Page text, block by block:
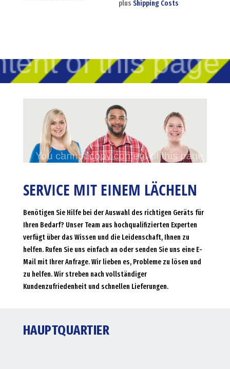
plusShipping Costs
SERVICE MIT EINEM LÄCHELN
Benötigen Sie Hilfe bei der Auswahl des richtigen Geräts für
Ihren Bedarf? Unser Team aus hochqualifizierten Experten
verfügt über das Wissen und die Leidenschaft, Ihnen zu
helfen. Rufen Sie uns einfach an oder senden Sie uns eine E-
Mail mit Ihrer Anfrage. Wir lieben es, Probleme zu lösen und
zu helfen. Wir streben nach vollständiger
Kundenzufriedenheit und schnellen Lieferungen.
HAUPTQUARTIER